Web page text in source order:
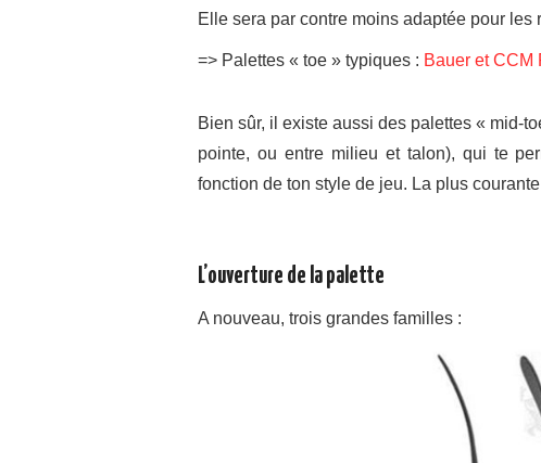
Elle sera par contre moins adaptée pour les
=> Palettes « toe » typiques : Bauer et CCM
Bien sûr, il existe aussi des palettes « mid-
pointe, ou entre milieu et talon), qui te
fonction de ton style de jeu. La plus
L’ouverture de la palette
A nouveau, trois grandes familles :